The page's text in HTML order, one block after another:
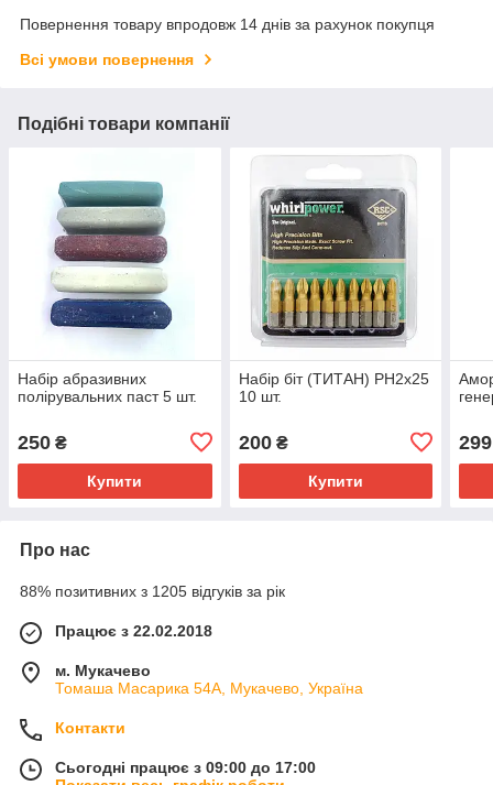
Повернення товару впродовж 14 днів за рахунок покупця
Всі умови повернення
Подібні товари компанії
Набір абразивних
полірувальних паст 5 шт.
250 ₴
Купити
Набір біт (ТИТАН) PH2х25
10 шт.
200₴
Купити
299
Про нас
88% позитивних з 1205 відгуків за рік
Працює з 22.02.2018
м. Мукачево
Томаша Масарика 54А, Мукачево, Україна
Контакти
Сьогодні працює з 09:00 до 17:00